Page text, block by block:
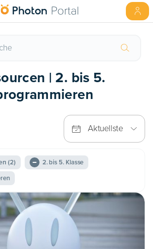
| 2. bis 5.
Aktuellste
(2)
2. bis 5. Klasse